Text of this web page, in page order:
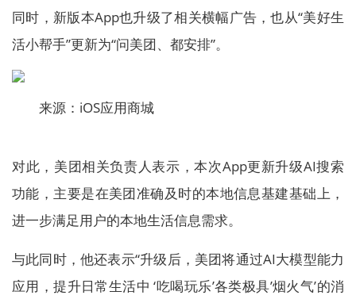
同时，新版本App也升级了相关横幅广告，也从“美好生
活小帮手”更新为“问美团、都安排”。
来源：iOS应用商城
对此，美团相关负责人表示，本次App更新升级AI搜索
功能，主要是在美团准确及时的本地信息基建基础上，
进一步满足用户的本地生活信息需求。
与此同时，他还表示“升级后，美团将通过AI大模型能力
应用，提升日常生活中 ‘吃喝玩乐’各类极具’烟火气’的消